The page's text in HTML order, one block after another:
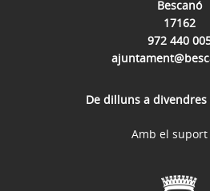
Bescanó
17162
972 440
De dilluns a divendres
Amb el suport